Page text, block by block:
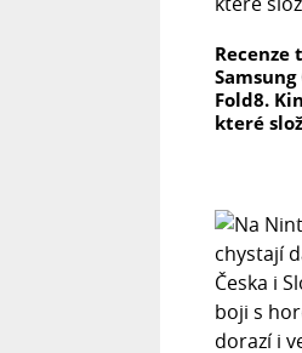
Recenze
Fold8.
které